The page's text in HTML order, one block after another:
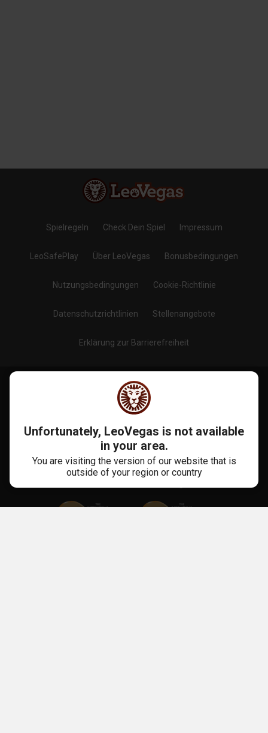
Spielregeln Check Dein Spiel Impressum
LeoSafePlay Über LeoVegas Bonusbedingungen
Nutzungsbedingungen Cookie-Richtlinie
Datenschutzrichtlinien Stellenangebote
Erklärung zur Barrierefreiheit
Folge uns auf
Unfortunately, LeoVegas is not available
in your area.
You are visiting the version of our website that is
outside of your region or country